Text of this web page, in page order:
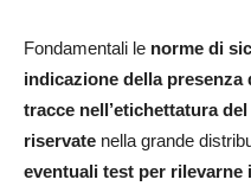
Fondamentali le norme di
indicazione della
tracce nell’etichettatura
riservate nella grande
eventuali test per